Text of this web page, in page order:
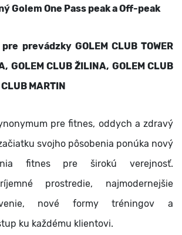
Golem One Pass peak a Off-peak
prevádzky GOLEM CLUB TOWER
GOLEM CLUB ŽILINA, GOLEM CLUB
CLUB MARTIN
pre fitnes, oddych a zdravý
svojho pôsobenia ponúka nový
fitnes pre širokú verejnosť.
prostredie, najmodernejšie
nové formy tréningov a
ku každému klientovi.